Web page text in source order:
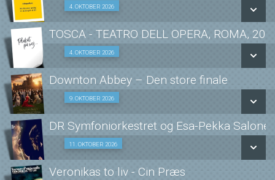
LÆS MERE
4. OKTOBER 2026
SE ALLE DAGE
LÆS MERE
TOSCA - TEATRO DELL OPERA, ROMA,
4. OKTOBER 2026
Opera i Biffen 04/10
SE ALLE DAGE
LÆS MERE
Downton Abbey – Den store finale
9. OKTOBER 2026
Senior Bif forestilling 09/10
SE ALLE DAGE
LÆS MERE
DR Symfoniorkestret og Esa-Pekka
11. OKTOBER 2026 Fra 11.10.2026
Veronikas to liv - Cin Præs